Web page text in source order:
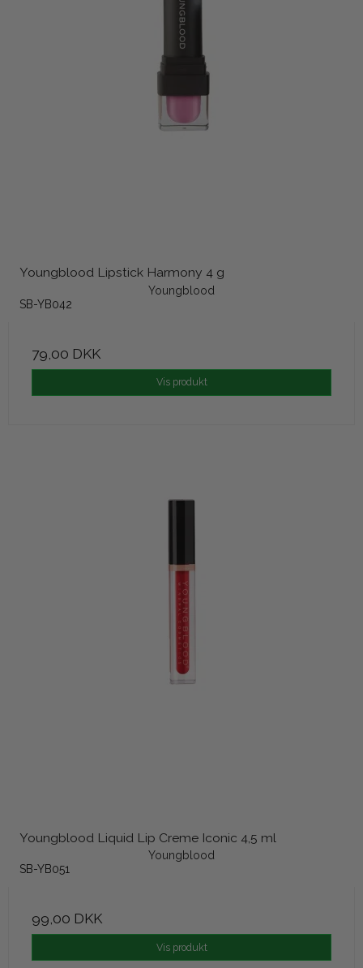
Youngblood Lipstick Harmony 4 g
Youngblood
SB-YB042
79,00 DKK
Vis produkt
Youngblood Liquid Lip Creme Iconic 4,5 ml
Youngblood
SB-YB051
99,00 DKK
Vis produkt